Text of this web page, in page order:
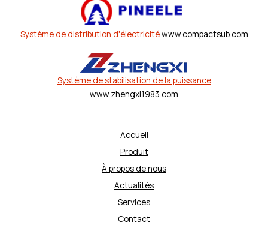
Système de distribution d'électricitéwww.compactsub.com
Système de stabilisation de la puissance
www.zhengxi1983.com
Accueil
Produit
À propos de nous
Actualités
Services
Contact